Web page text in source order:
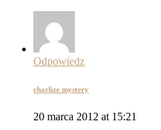
Odpowiedz
charlize mystery
20 marca 2012 at 15:21